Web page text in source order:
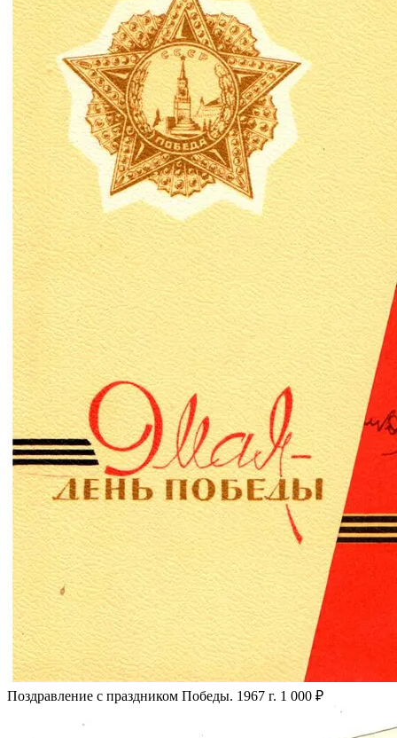
Поздравление с праздником Победы. 1967 г. 1 000 ₽